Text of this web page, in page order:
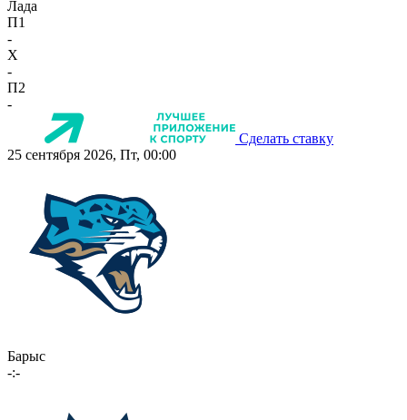
Лада
П1
-
X
-
П2
-
Сделать ставку
25 сентября 2026, Пт, 00:00
Барыс
-:-